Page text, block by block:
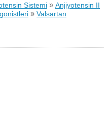
Sistemi » Anjiyotensin II
» Valsartan